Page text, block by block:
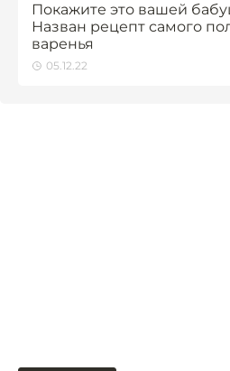
Покажите это вашей
Назван рецепт самого
варенья
05.12.22